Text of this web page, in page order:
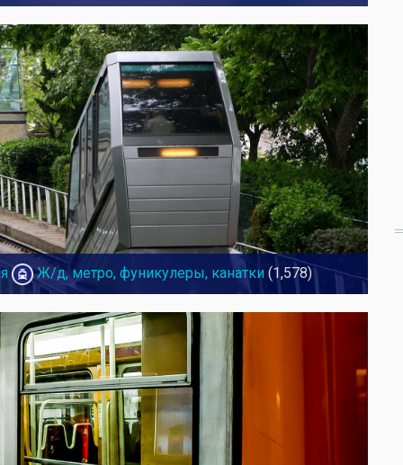
Ж/д, метро, фуникулеры, канатки (1,578)